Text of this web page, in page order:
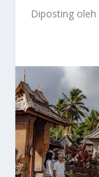
Diposting oleh